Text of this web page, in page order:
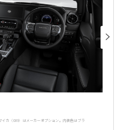
カ〈089〉はメーカーオプション。内装色はブラ